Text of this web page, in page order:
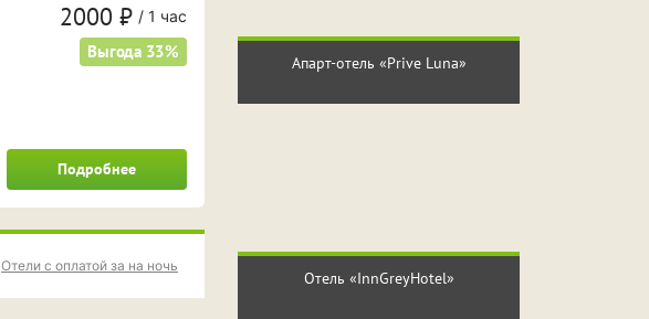
2000 ₽ / 1 час
Выгода 33%
Подробнее
Отели с оплатой за на ночь
Апарт-отель «Prive Luna»
Отель «InnGreyHotel»